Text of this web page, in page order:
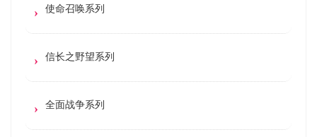
使命召唤系列
信长之野望系列
全面战争系列